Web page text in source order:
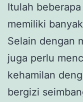
Itulah
memiliki
Selain dengan
juga perlu
kehamilan
bergizi